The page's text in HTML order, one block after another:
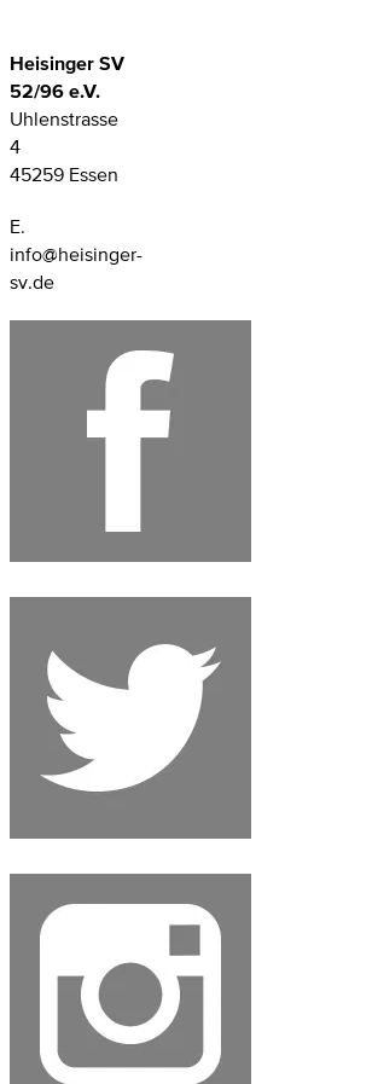
Heisinger SV
52/96 e.V.
Uhlenstrasse
4
45259 Essen
E.
info@heisinger-
sv.de